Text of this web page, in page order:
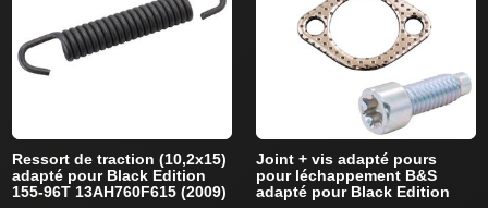
Ressort de traction (10,2x15)
adapté pour Black Edition
155-96T 13AH760F615 (2009)
Joint + vis adapté pours
pour léchappement B&S
adapté pour Black Edition